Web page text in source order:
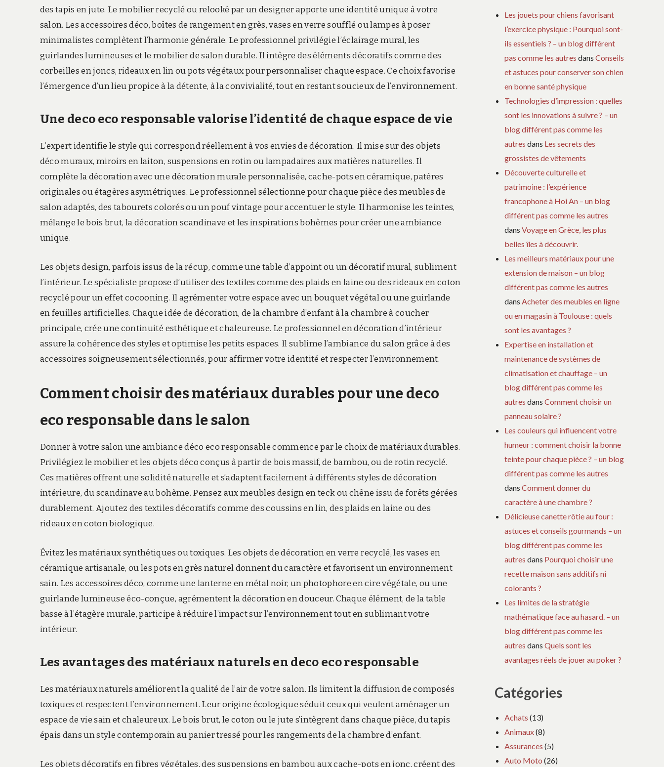
des tapis en jute. Le mobilier recyclé ou relooké par un designer apporte une identité unique à votre
salon. Les accessoires déco, boîtes de rangement en grès, vases en verre soufflé ou lampes à poser
minimalistes complètent l’harmonie générale. Le professionnel privilégie l’éclairage mural, les
guirlandes lumineuses et le mobilier de salon durable. Il intègre des éléments décoratifs comme des
corbeilles en joncs, rideaux en lin ou pots végétaux pour personnaliser chaque espace. Ce choix favorise
l’émergence d’un lieu propice à la détente, à la convivialité, tout en restant soucieux de l’environnement.
Une deco eco responsable valorise l’identité de chaque espace de vie
L’expert identifie le style qui correspond réellement à vos envies de décoration. Il mise sur des objets
déco muraux, miroirs en laiton, suspensions en rotin ou lampadaires aux matières naturelles. Il
complète la décoration avec une décoration murale personnalisée, cache-pots en céramique, patères
originales ou étagères asymétriques. Le professionnel sélectionne pour chaque pièce des meubles de
salon adaptés, des tabourets colorés ou un pouf vintage pour accentuer le style. Il harmonise les teintes,
mélange le bois brut, la décoration scandinave et les inspirations bohèmes pour créer une ambiance
unique.
Les objets design, parfois issus de la récup, comme une table d’appoint ou un décoratif mural, subliment
l’intérieur. Le spécialiste propose d’utiliser des textiles comme des plaids en laine ou des rideaux en coton
recyclé pour un effet cocooning. Il agrémenter votre espace avec un bouquet végétal ou une guirlande
en feuilles artificielles. Chaque idée de décoration, de la chambre d’enfant à la chambre à coucher
principale, crée une continuité esthétique et chaleureuse. Le professionnel en décoration d’intérieur
assure la cohérence des styles et optimise les petits espaces. Il sublime l’ambiance du salon grâce à des
accessoires soigneusement sélectionnés, pour affirmer votre identité et respecter l’environnement.
Comment choisir des matériaux durables pour une deco
eco responsable dans le salon
Donner à votre salon une ambiance déco eco responsable commence par le choix de matériaux durables.
Privilégiez le mobilier et les objets déco conçus à partir de bois massif, de bambou, ou de rotin recyclé.
Ces matières offrent une solidité naturelle et s’adaptent facilement à différents styles de décoration
intérieure, du scandinave au bohème. Pensez aux meubles design en teck ou chêne issu de forêts gérées
durablement. Ajoutez des textiles décoratifs comme des coussins en lin, des plaids en laine ou des
rideaux en coton biologique.
Évitez les matériaux synthétiques ou toxiques. Les objets de décoration en verre recyclé, les vases en
céramique artisanale, ou les pots en grès naturel donnent du caractère et favorisent un environnement
sain. Les accessoires déco, comme une lanterne en métal noir, un photophore en cire végétale, ou une
guirlande lumineuse éco-conçue, agrémentent la décoration en douceur. Chaque élément, de la table
basse à l’étagère murale, participe à réduire l’impact sur l’environnement tout en sublimant votre
intérieur.
Les avantages des matériaux naturels en deco eco responsable
Les matériaux naturels améliorent la qualité de l’air de votre salon. Ils limitent la diffusion de composés
toxiques et respectent l’environnement. Leur origine écologique séduit ceux qui veulent aménager un
espace de vie sain et chaleureux. Le bois brut, le coton ou le jute s’intègrent dans chaque pièce, du tapis
épais dans un style contemporain au panier tressé pour les rangements de la chambre d’enfant.
Les objets décoratifs en fibres végétales, des suspensions en bambou aux cache-pots en jonc, créent des
Les jouets pour chiens favorisant
l’exercice physique : Pourquoi sont-
ils essentiels ? – un blog différent
pas comme les autres dansConseils
et astuces pour conserver son chien
en bonne santé physique
Technologies d’impression : quelles
sont les innovations à suivre ? – un
blog différent pas comme les
autres dans Les secrets des
grossistes de vêtements
Découverte culturelle et
patrimoine : l’expérience
francophone à Hoi An – un blog
différent pas comme les autres
dansVoyage en Grèce, les plus
belles îles à découvrir.
Les meilleurs matériaux pour une
extension de maison – un blog
différent pas comme les autres
dansAcheter des meubles en ligne
ou en magasin à Toulouse : quels
sont les avantages ?
Expertise en installation et
maintenance de systèmes de
climatisation et chauffage – un
blog différent pas comme les
autres dansComment choisir un
panneau solaire ?
Les couleurs qui influencent votre
humeur : comment choisir la bonne
teinte pour chaque pièce ? – un blog
différent pas comme les autres
dansComment donner du
caractère à une chambre ?
Délicieuse canette rôtie au four :
astuces et conseils gourmands – un
blog différent pas comme les
autres dans Pourquoi choisir une
recette maison sans additifs ni
colorants ?
Les limites de la stratégie
mathématique face au hasard. – un
blog différent pas comme les
autres dansQuels sont les
avantages réels de jouer au poker ?
Catégories
Achats (13)
Animaux(8)
Assurances (5)
Auto Moto (26)